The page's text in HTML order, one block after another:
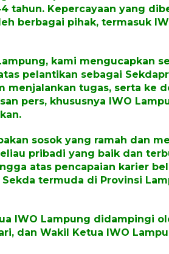
tahun. Kepercayaan yang
berbagai pihak, termasuk
kami mengucapkan
pelantikan sebagai
menjalankan tugas, serta ke
pers, khususnya IWO
sosok yang ramah dan
pribadi yang baik dan
atas pencapaian karier
termuda di Provinsi
IWO Lampung didampingi
dan Wakil Ketua IWO